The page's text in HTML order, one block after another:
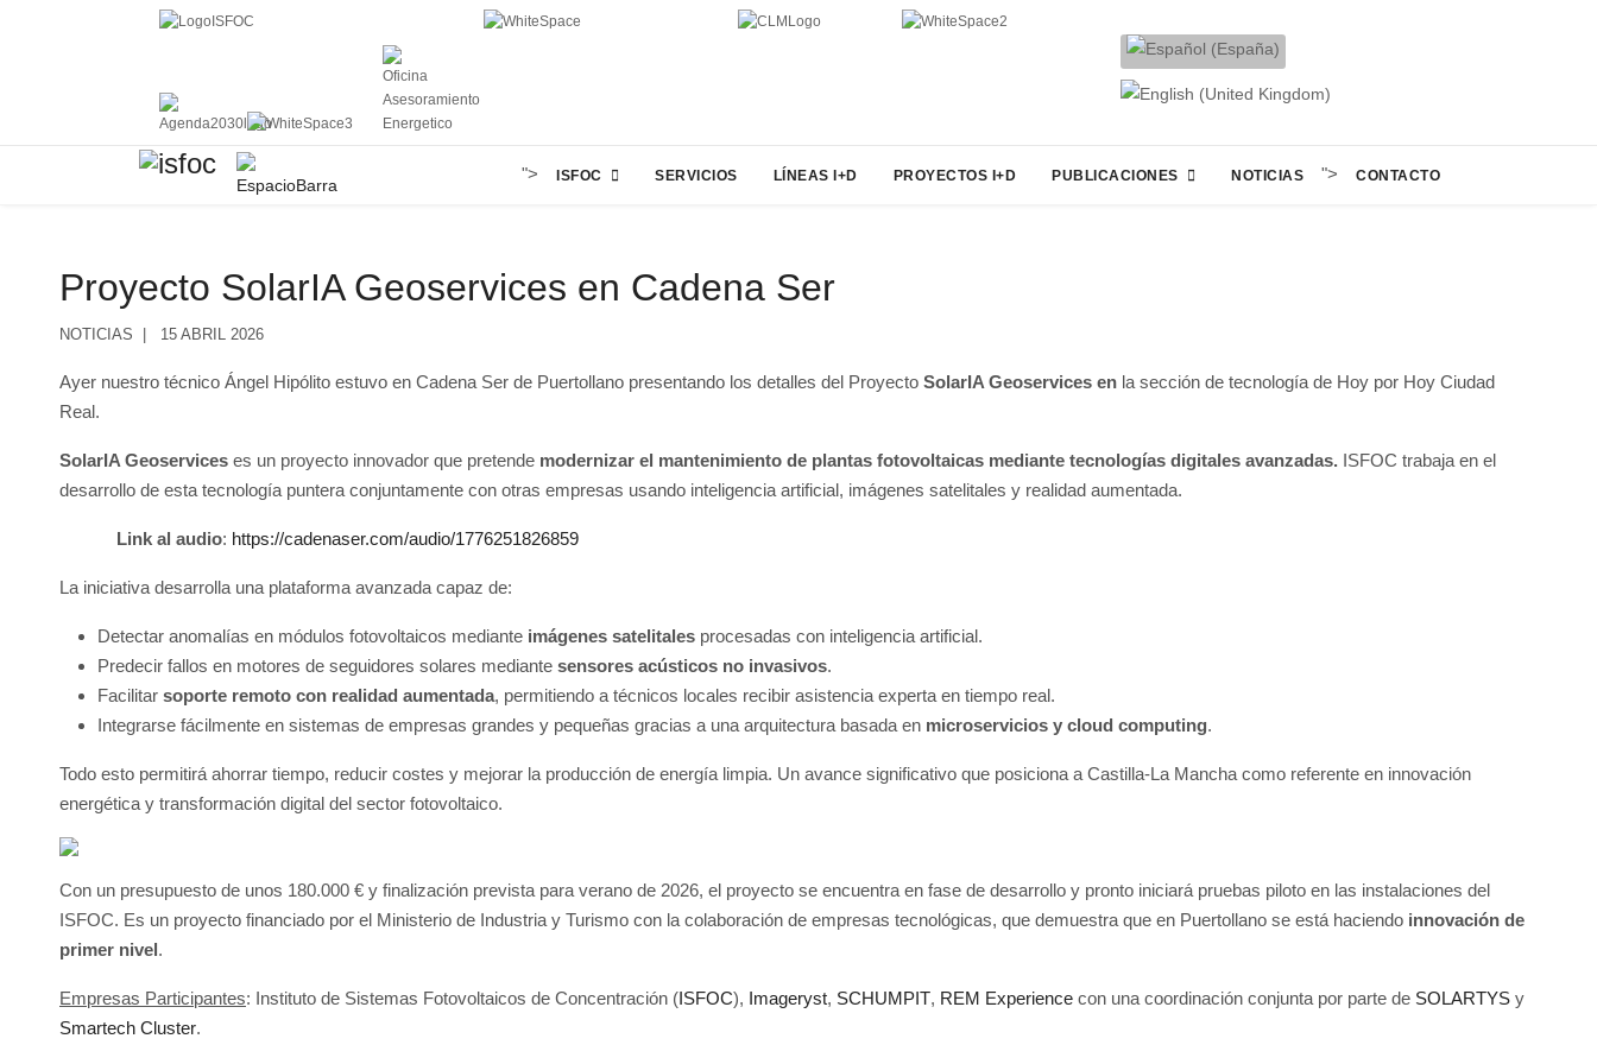
"> ISFOC SERVICIOS LÍNEAS I+D PROYECTOS I+D PUBLICACIONES NOTICIAS "> CONTACTO
Proyecto SolarIA Geoservices en Cadena Ser
NOTICIAS 15 ABRIL 2026
Ayer nuestro técnico Ángel Hipólito estuvo en Cadena Ser de Puertollano presentando los detalles del Proyecto SolarIA Geoservices en la sección de tecnología de Hoy por Hoy Ciudad
Real.
SolarIA Geoservices es un proyecto innovador que pretende modernizar el mantenimiento de plantas fotovoltaicas mediante tecnologías digitales avanzadas. ISFOC trabaja en el
desarrollo de esta tecnología puntera conjuntamente con otras empresas usando inteligencia artificial, imágenes satelitales y realidad aumentada.
Link al audio: https://cadenaser.com/audio/1776251826859
La iniciativa desarrolla una plataforma avanzada capaz de:
Detectar anomalías en módulos fotovoltaicos mediante imágenes satelitales procesadas con inteligencia artificial.
Predecir fallos en motores de seguidores solares mediante sensores acústicos no invasivos.
Facilitar soporte remoto con realidad aumentada, permitiendo a técnicos locales recibir asistencia experta en tiempo real.
Integrarse fácilmente en sistemas de empresas grandes y pequeñas gracias a una arquitectura basada en microservicios y cloud computing.
Todo esto permitirá ahorrar tiempo, reducir costes y mejorar la producción de energía limpia. Un avance significativo que posiciona a Castilla-La Mancha como referente en innovación
energética y transformación digital del sector fotovoltaico.
Con un presupuesto de unos 180.000 € y finalización prevista para verano de 2026, el proyecto se encuentra en fase de desarrollo y pronto iniciará pruebas piloto en las instalaciones del
ISFOC. Es un proyecto financiado por el Ministerio de Industria y Turismo con la colaboración de empresas tecnológicas, que demuestra que en Puertollano se está haciendo innovación de
primer nivel.
Empresas Participantes: Instituto de Sistemas Fotovoltaicos de Concentración (ISFOC), Imageryst, SCHUMPIT, REM Experience con una coordinación conjunta por parte de SOLARTYS y
Smartech Cluster.